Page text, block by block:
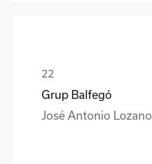
Grup Balfegó
José Antonio Lozano